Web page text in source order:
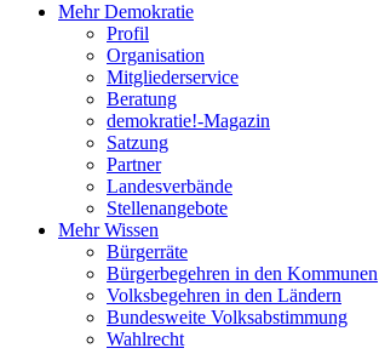
Mehr Demokratie
Profil
Organisation
Mitgliederservice
Beratung
demokratie!-Magazin
Satzung
Partner
Landesverbände
Stellenangebote
Mehr Wissen
Bürgerräte
Bürgerbegehren in den Kommunen
Volksbegehren in den Ländern
Bundesweite Volksabstimmung
Wahlrecht